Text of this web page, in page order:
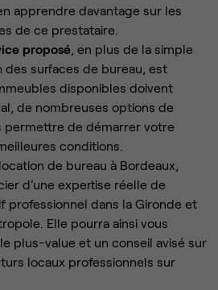
apprendre davantage sur les
de ce prestataire.
proposé, en plus de la simple
des surfaces de bureau, est
disponibles doivent
de nombreuses options de
permettre de démarrer votre
conditions.
de bureau à Bordeaux,
d’une expertise réelle de
professionnel dans la Gironde et
Elle pourra ainsi vous
plus-value et un conseil avisé sur
locaux professionnels sur